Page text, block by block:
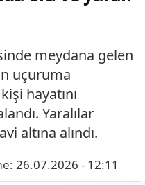
meydana gelen
uçuruma
hayatını
Yaralılar
altına alındı.
26.07.2026 - 12:11